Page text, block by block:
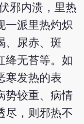
邪内溃，里热
一派里热灼炽
、尿赤、斑
绛无苔等。如
寒发热的表
势较重、病情
尽，则邪热不